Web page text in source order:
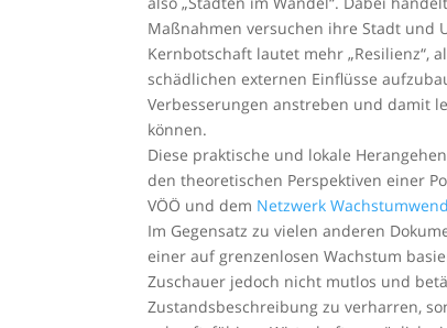
Maßnahmen versuchen ihre Stadt und
Kernbotschaft lautet mehr „Resilienz“,
schädlichen externen Einflüsse
Verbesserungen anstreben und damit
können.
Diese praktische und lokale
den theoretischen Perspektiven einer
VÖÖ und dem Netzwerk
Im Gegensatz zu vielen anderen
einer auf grenzenlosen Wachstum
Zuschauer jedoch nicht mutlos und
Zustandsbeschreibung zu verharren,